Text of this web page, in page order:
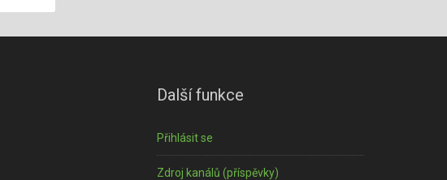
Další funkce
Přihlásit se
Zdroj kanálů (příspěvky)